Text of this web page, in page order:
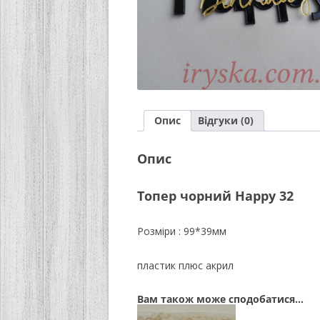
Опис Відгуки (0)
Опис
Топер чорний Happy 32
Розміри : 99*39мм
пластик плюс акрил
Вам також може сподобатися…